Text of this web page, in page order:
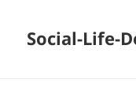
Social-Life-